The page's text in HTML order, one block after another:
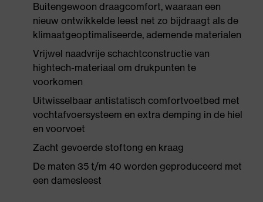
Buitengewoon draagcomfort, waaraan een
nieuw ontwikkelde leest net zo bijdraagt als de
klimaatgeoptimaliseerde, ademende materialen
Vrijwel naadvrije schachtconstructie van
hightech-materiaal om drukpunten te
voorkomen
Uitwisselbaar antistatisch comfortvoetbed met
vochtafvoersysteem en extra demping in de hiel
en voorvoet
Zacht gevoerde stoftong en kraag
De maten 35 t/m 40 worden geproduceerd met
een damesleest